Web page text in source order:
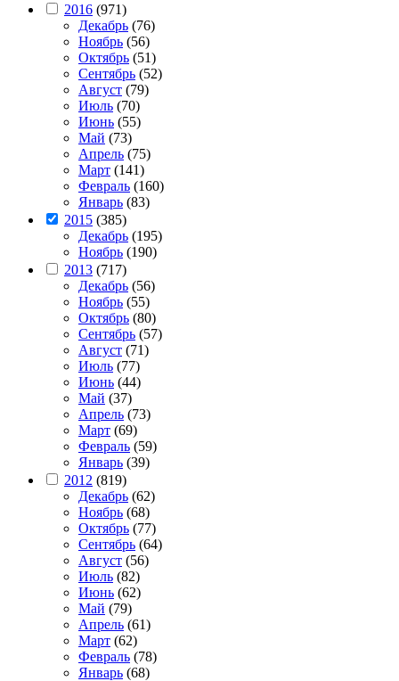
2016 (971)
Декабрь (76)
Ноябрь (56)
Октябрь (51)
Сентябрь (52)
Август (79)
Июль (70)
Июнь (55)
Май (73)
Апрель (75)
Март (141)
Февраль (160)
Январь (83)
2015 (385)
Декабрь (195)
Ноябрь (190)
2013 (717)
Декабрь (56)
Ноябрь (55)
Октябрь (80)
Сентябрь (57)
Август (71)
Июль (77)
Июнь (44)
Май (37)
Апрель (73)
Март (69)
Февраль (59)
Январь (39)
2012 (819)
Декабрь (62)
Ноябрь (68)
Октябрь (77)
Сентябрь (64)
Август (56)
Июль (82)
Июнь (62)
Май (79)
Апрель (61)
Март (62)
Февраль (78)
Январь (68)